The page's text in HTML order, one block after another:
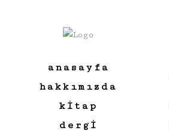
anasayfa
hakkımızda
kitap
dergi